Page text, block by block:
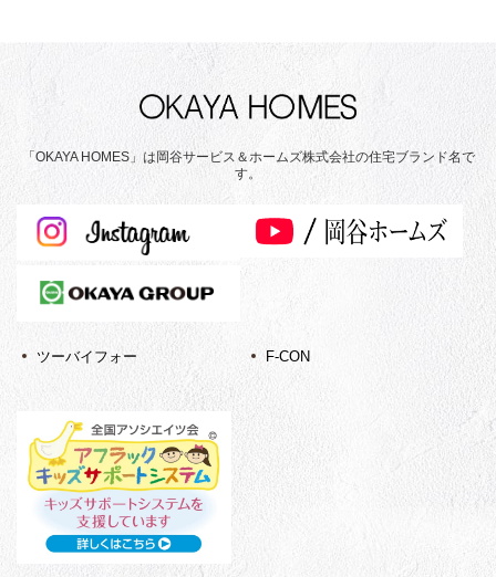
「OKAYA HOMES」は岡谷サービス＆ホームズ株式会社の住宅ブランド名で
す。
ツーバイフォー F-CON